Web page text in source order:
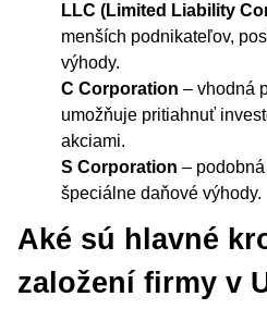
LLC (Limited Liability
menších podnikateľov,
výhody.
C Corporation – vhodná
umožňuje pritiahnuť
akciami.
S Corporation –
špeciálne daňové výhody.
Aké sú hlavné
založení firmy v